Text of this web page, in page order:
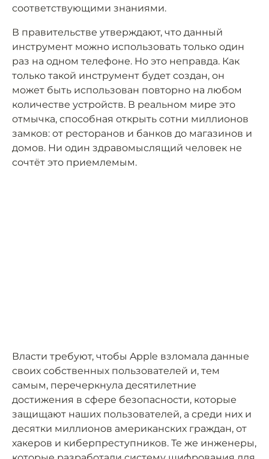
соответствующими знаниями.
В правительстве утверждают, что данный
инструмент можно использовать только один
раз на одном телефоне. Но это неправда. Как
только такой инструмент будет создан, он
может быть использован повторно на любом
количестве устройств. В реальном мире это
отмычка, способная открыть сотни миллионов
замков: от ресторанов и банков до магазинов и
домов. Ни один здравомыслящий человек не
сочтёт это приемлемым.
Власти требуют, чтобы Apple взломала данные
своих собственных пользователей и, тем
самым, перечеркнула десятилетние
достижения в сфере безопасности, которые
защищают наших пользователей, а среди них и
десятки миллионов американских граждан, от
хакеров и киберпреступников. Те же инженеры,